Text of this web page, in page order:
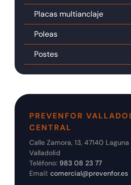
Placas multianclaje
Poleas
Postes
PREVENFOR
CENTRAL
Calle Zamora, 13, 47140
Valladolid
Teléfono: 983 08 23 77
Email: comercial@prevenfor.es